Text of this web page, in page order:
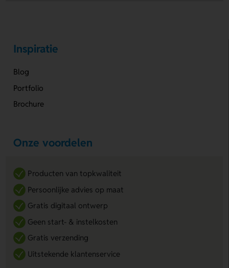
Inspiratie
Blog
Portfolio
Brochure
Onze voordelen
Producten van topkwaliteit
Persoonlijke advies op maat
Gratis digitaal ontwerp
Geen start- & instelkosten
Gratis verzending
Uitstekende klantenservice